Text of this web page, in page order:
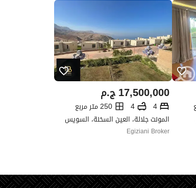
ج.م17,500,000
4
4
250 متر مربع
المونت جلالة، العين السخنة، السويس
Egiziani Broker